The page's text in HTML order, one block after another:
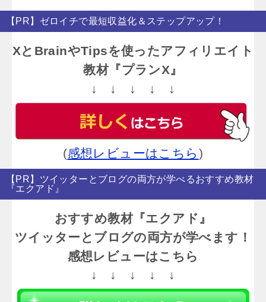
【PR】ゼロイチで最短収益化＆ステップアップ！
XとBrainやTipsを使ったアフィリエイト
教材『プランX』
↓ ↓ ↓ ↓ ↓
(感想レビューはこちら )
【PR】ツイッターとブログの両方が学べるおすすめ教材
『エクアド』
おすすめ教材『エクアド』
ツイッターとブログの両方が学べます！
感想レビューはこちら
↓ ↓ ↓ ↓ ↓